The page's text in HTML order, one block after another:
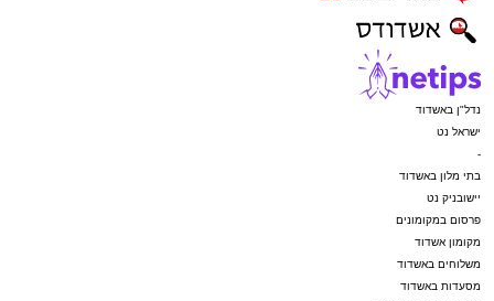
נדל"ן באשדוד
ישראל נט
-
בתי מלון באשדוד
יישובניק נט
פרסום במקומונים
מקומון אשדוד
משלוחים באשדוד
מסעדות באשדוד